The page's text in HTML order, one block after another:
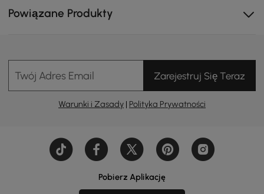
Powiązane Produkty
Twój Adres Email Zarejestruj Się Teraz
Warunki i Zasady | Polityka Prywatności
Pobierz Aplikację